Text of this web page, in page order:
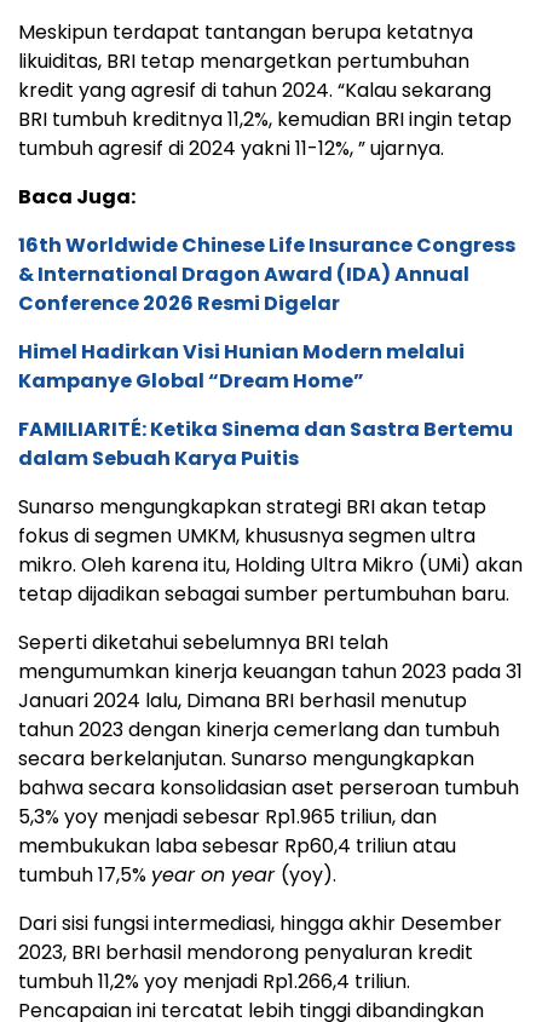
Meskipun terdapat tantangan berupa ketatnya
likuiditas, BRI tetap menargetkan pertumbuhan
kredit yang agresif di tahun 2024. “Kalau sekarang
BRI tumbuh kreditnya 11,2%, kemudian BRI ingin tetap
tumbuh agresif di 2024 yakni 11-12%, ” ujarnya.
Baca Juga:
16th Worldwide Chinese Life Insurance Congress
& International Dragon Award (IDA) Annual
Conference 2026 Resmi Digelar
Himel Hadirkan Visi Hunian Modern melalui
Kampanye Global “Dream Home”
FAMILIARITÉ: Ketika Sinema dan Sastra Bertemu
dalam Sebuah Karya Puitis
Sunarso mengungkapkan strategi BRI akan tetap
fokus di segmen UMKM, khususnya segmen ultra
mikro. Oleh karena itu, Holding Ultra Mikro (UMi) akan
tetap dijadikan sebagai sumber pertumbuhan baru.
Seperti diketahui sebelumnya BRI telah
mengumumkan kinerja keuangan tahun 2023 pada 31
Januari 2024 lalu, Dimana BRI berhasil menutup
tahun 2023 dengan kinerja cemerlang dan tumbuh
secara berkelanjutan. Sunarso mengungkapkan
bahwa secara konsolidasian aset perseroan tumbuh
5,3% yoy menjadi sebesar Rp1.965 triliun, dan
membukukan laba sebesar Rp60,4 triliun atau
tumbuh 17,5% year on year (yoy).
Dari sisi fungsi intermediasi, hingga akhir Desember
2023, BRI berhasil mendorong penyaluran kredit
tumbuh 11,2% yoy menjadi Rp1.266,4 triliun.
Pencapaian ini tercatat lebih tinggi dibandingkan